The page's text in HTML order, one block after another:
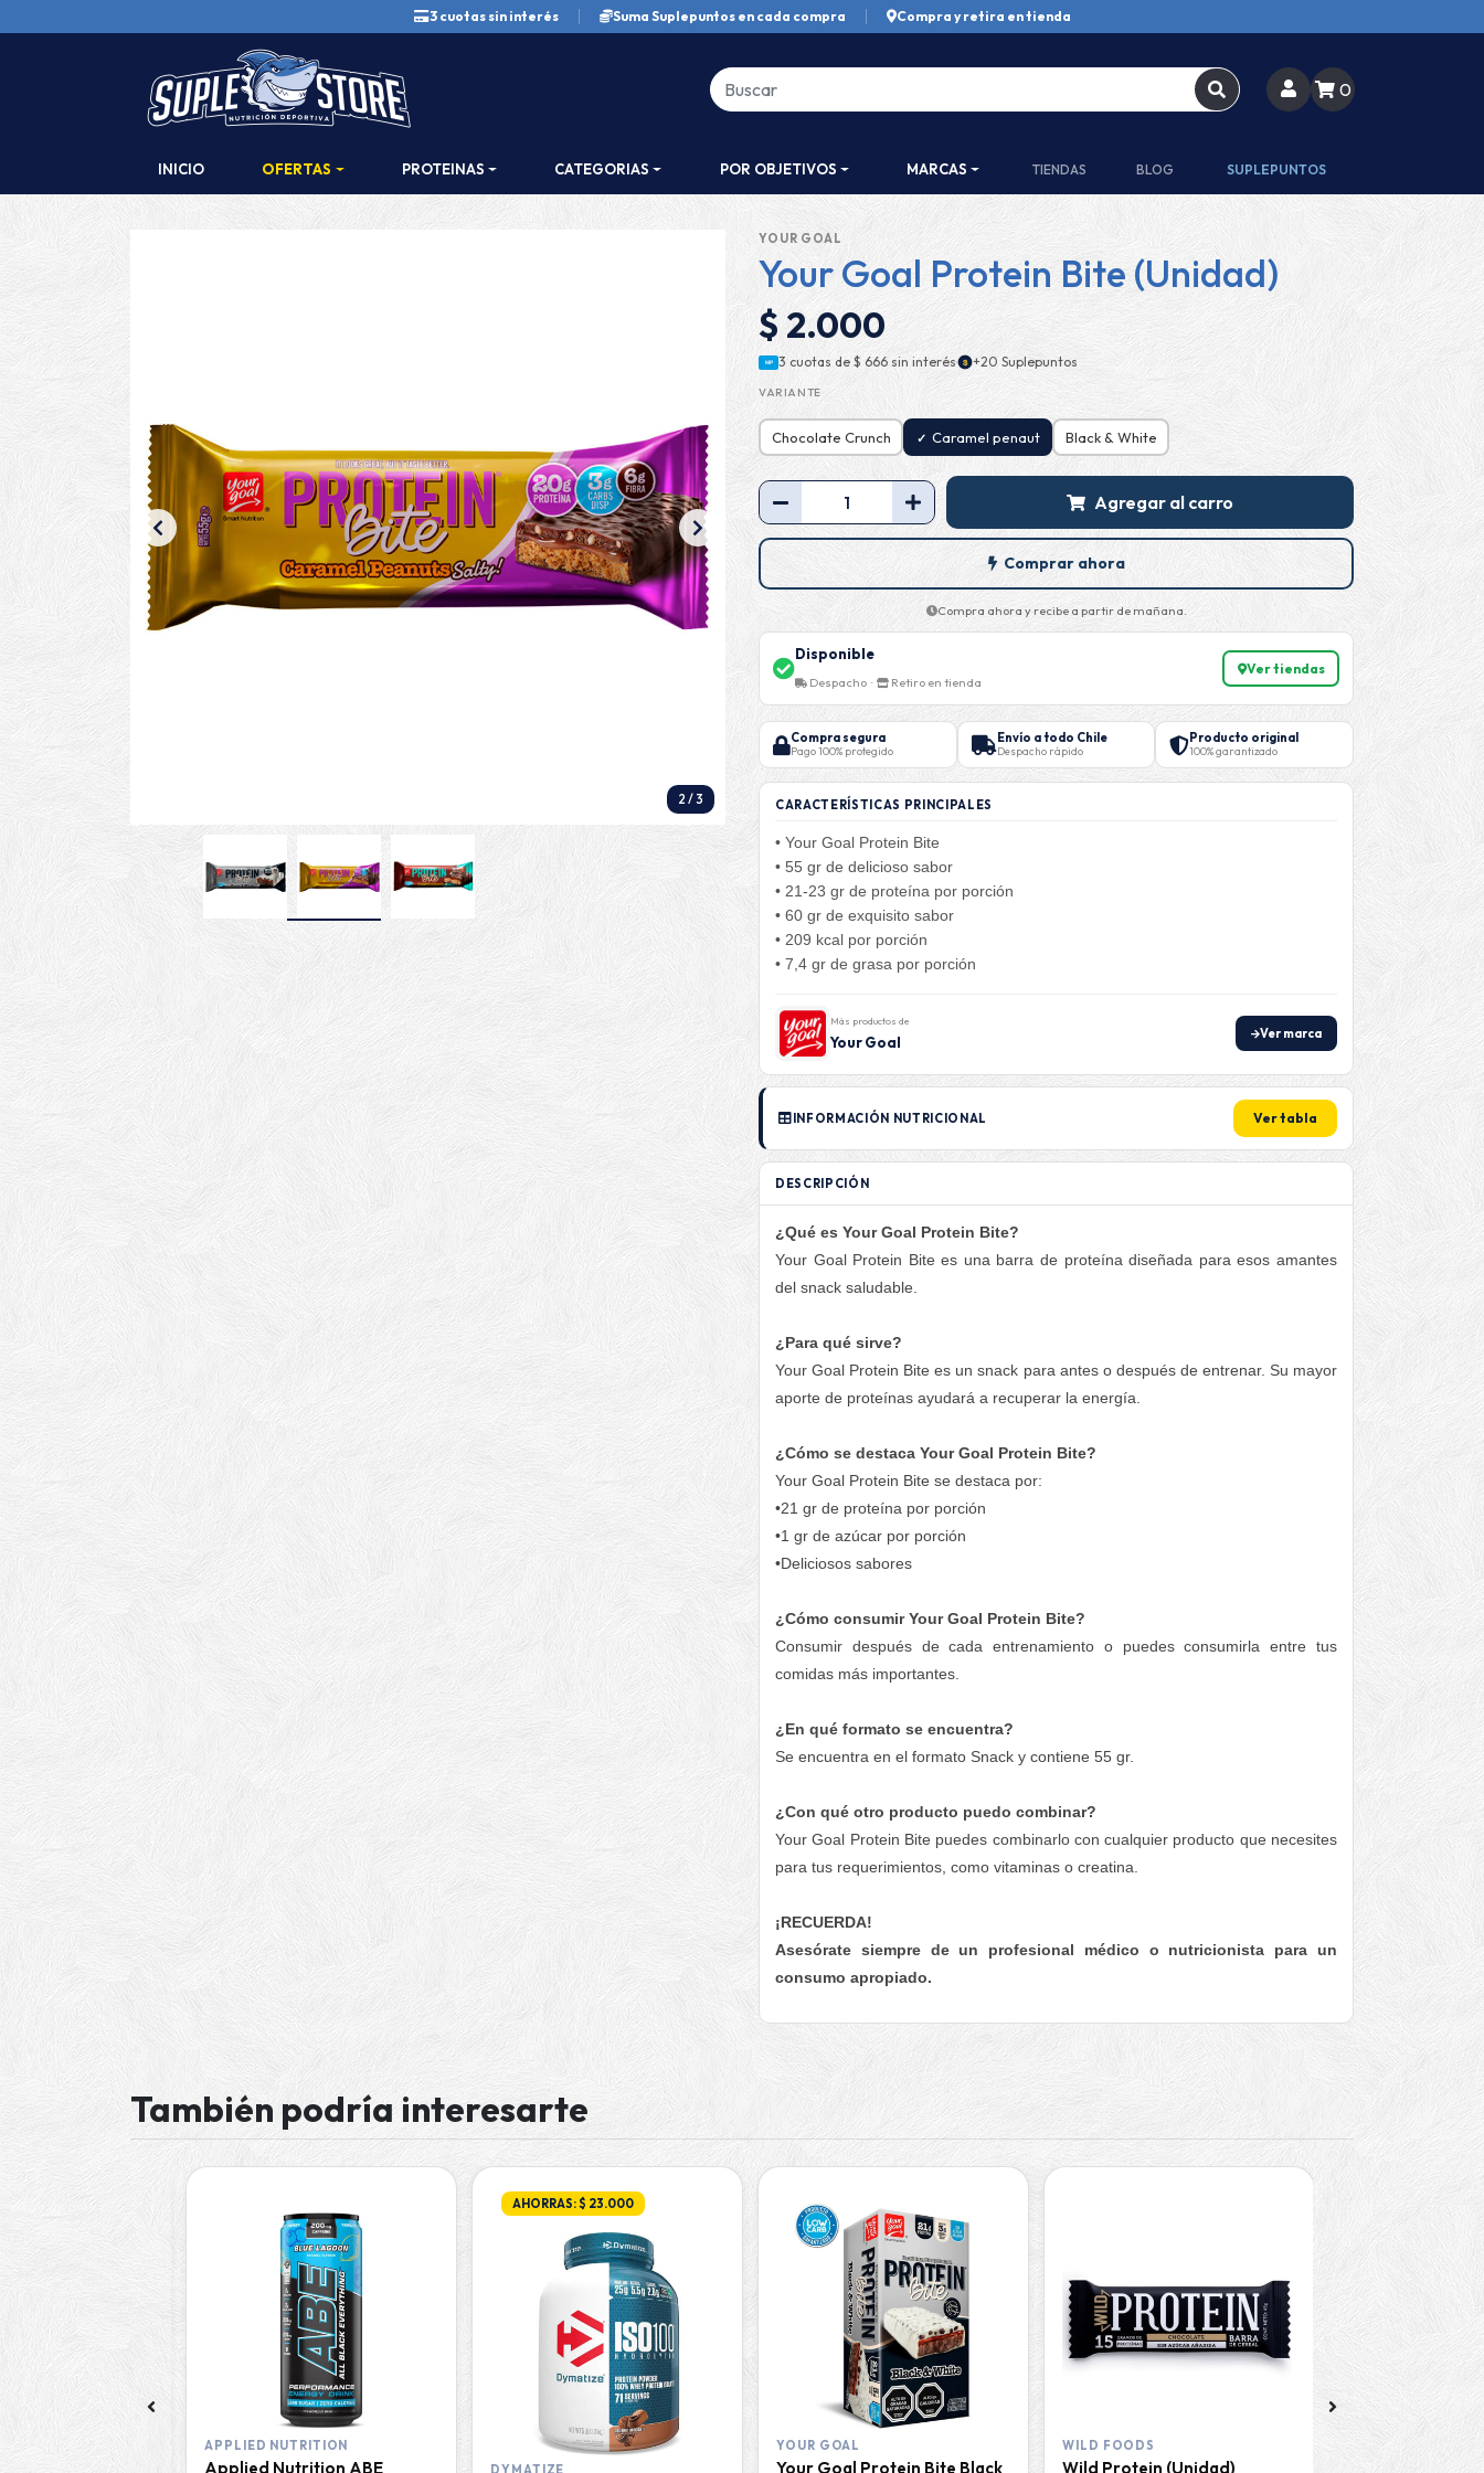
3 cuotas sin interés Suma Suplepuntos en cada compra Compra y retira en tienda
0
INICIO OFERTAS PROTEINAS CATEGORIAS POR OBJETIVOS MARCAS TIENDAS BLOG SUPLEPUNTOS
2 /3
YOUR GOAL
Your Goal Protein Bite (Unidad)
$ 2.000
MP 3 cuotas de $ 666 sin interés· $ +20 Suplepuntos
VARIANTE
Chocolate Crunch Caramel penaut Black & White
Agregar al carro
Comprar ahora
Compra ahora y recibe a partir de mañana.
Disponible
Despacho · Retiro en tienda
Ver tiendas
Compra segura
Pago 100% protegido
Envío a todo Chile
Despacho rápido
Producto original
100% garantizado
CARACTERÍSTICAS PRINCIPALES
• Your Goal Protein Bite
• 55 gr de delicioso sabor
• 21-23 gr de proteína por porción
• 60 gr de exquisito sabor
• 209 kcal por porción
• 7,4 gr de grasa por porción
Más productos de
Your Goal Ver marca
INFORMACIÓN NUTRICIONAL Ver tabla
Haz clic en la tabla para ampliar
DESCRIPCIÓN
¿Qué es Your Goal Protein Bite?
Your Goal Protein Bite es una barra de proteína diseñada para esos amantes
del snack saludable.
¿Para qué sirve?
Your Goal Protein Bite es un snack para antes o después de entrenar. Su mayor
aporte de proteínas ayudará a recuperar la energía.
¿Cómo se destaca Your Goal Protein Bite?
Your Goal Protein Bite se destaca por:
•21 gr de proteína por porción
•1 gr de azúcar por porción
•Deliciosos sabores
¿Cómo consumir Your Goal Protein Bite?
Consumir después de cada entrenamiento o puedes consumirla entre tus
comidas más importantes.
¿En qué formato se encuentra?
Se encuentra en el formato Snack y contiene 55 gr.
¿Con qué otro producto puedo combinar?
Your Goal Protein Bite puedes combinarlo con cualquier producto que necesites
para tus requerimientos, como vitaminas o creatina.
¡RECUERDA!
Asesórate siempre de un profesional médico o nutricionista para un
consumo apropiado.
También podría interesarte
Barra XXL
APPLIED NUTRITION
Applied Nutrition ABE
AHORRAS: $ 23.000
DYMATIZE
YOUR GOAL
Your Goal Protein Bite Black
WILD FOODS
Wild Protein (Unidad)
WILD FOODS
Wild Protein